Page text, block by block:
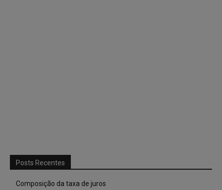
Posts Recentes
Composição da taxa de juros